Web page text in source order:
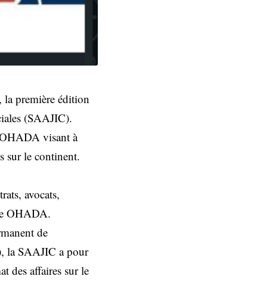
première édition
(SAAJIC).
visant à
sur le continent.
avocats,
OHADA.
de
la SAAJIC a pour
des affaires sur le